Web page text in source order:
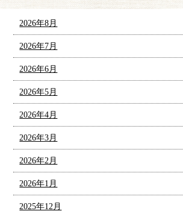
2026年8月
2026年7月
2026年6月
2026年5月
2026年4月
2026年3月
2026年2月
2026年1月
2025年12月